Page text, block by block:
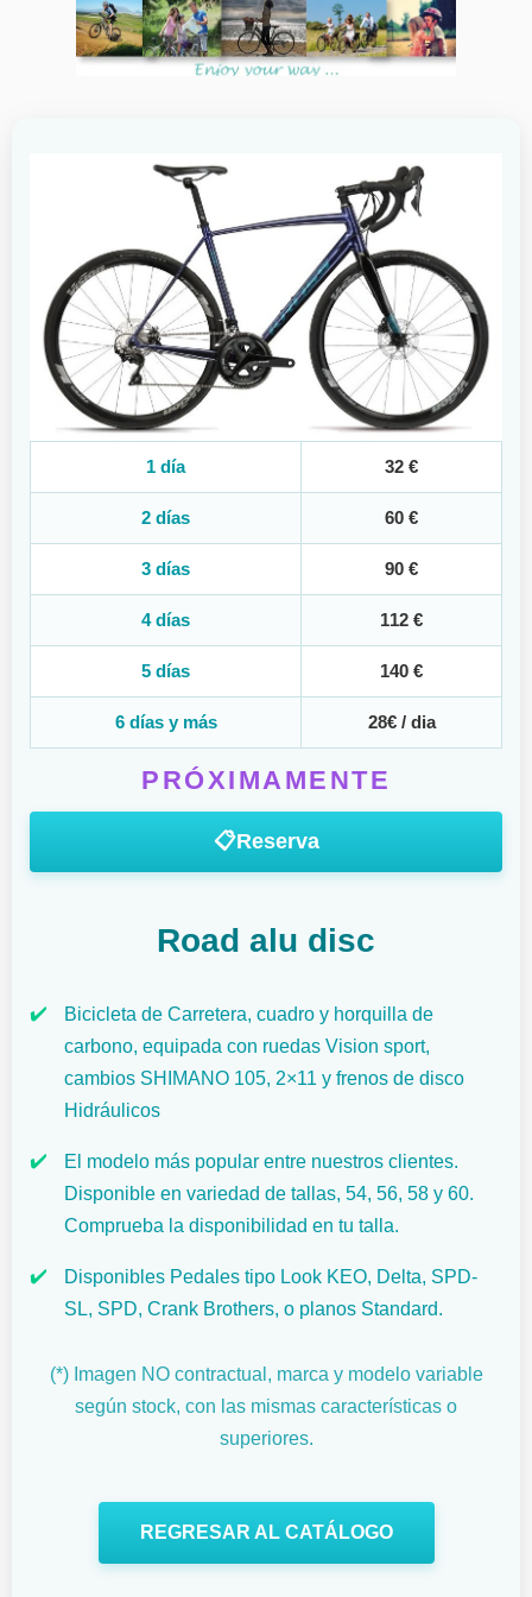
1 día 32 €
2 días 60 €
3 días 90 €
4 días 112 €
5 días 140 €
6 días y más 28€ / dia
PRÓXIMAMENTE
📋Reserva
Road alu disc
✔️
Bicicleta de Carretera, cuadro y horquilla de
carbono, equipada con ruedas Vision sport,
cambios SHIMANO 105, 2×11 y frenos de disco
Hidráulicos
✔️
El modelo más popular entre nuestros clientes.
Disponible en variedad de tallas, 54, 56, 58 y 60.
Comprueba la disponibilidad en tu talla.
✔️
Disponibles Pedales tipo Look KEO, Delta, SPD-
SL, SPD, Crank Brothers, o planos Standard.
(*) Imagen NO contractual, marca y modelo variable
según stock, con las mismas características o
superiores.
REGRESAR AL CATÁLOGO